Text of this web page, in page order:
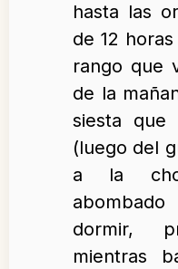
hasta las
de 12
rango que
de la
siesta
(luego del
a la
dormir,
mientras